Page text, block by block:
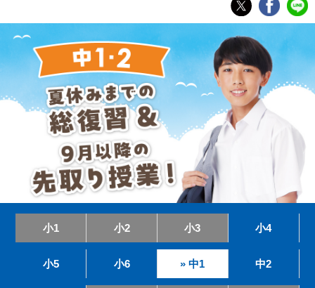
小1 小2 小3 小4
小5 小6 » 中1 中2